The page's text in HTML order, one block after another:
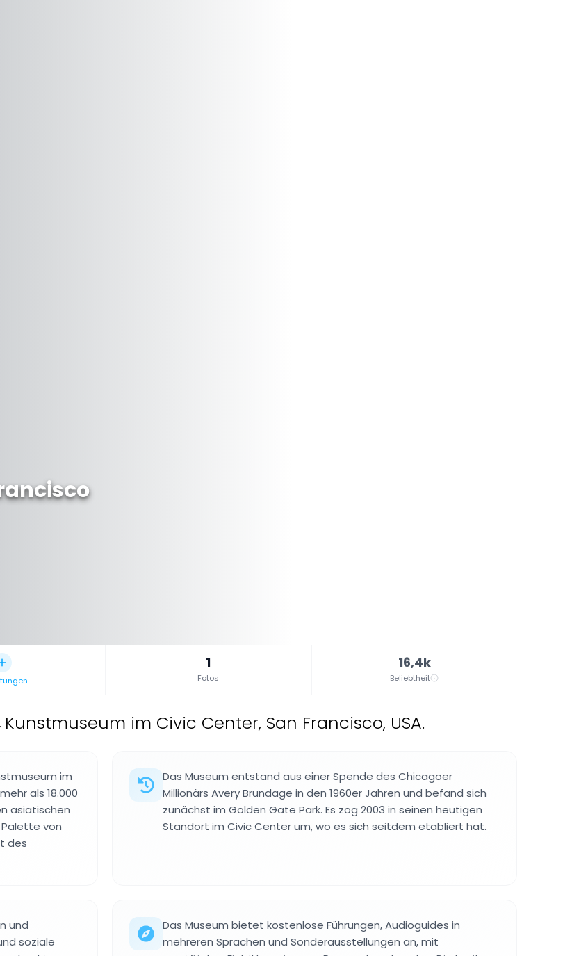
1
Fotos
16,4k
Beliebtheit
Kunstmuseum im Civic Center, San Francisco, USA.
im
als 18.000
asiatischen
von
des
Das Museum entstand aus einer Spende des Chicagoer
Millionärs Avery Brundage in den 1960er Jahren und befand sich
zunächst im Golden Gate Park. Es zog 2003 in seinen heutigen
Standort im Civic Center um, wo es sich seitdem etabliert hat.
und
soziale
Das Museum bietet kostenlose Führungen, Audioguides in
mehreren Sprachen und Sonderausstellungen an, mit